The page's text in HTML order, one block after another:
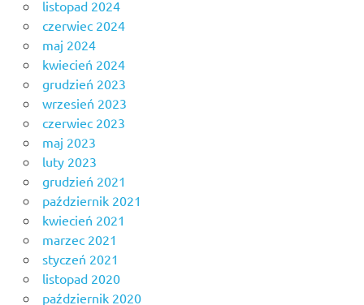
listopad 2024
czerwiec 2024
maj 2024
kwiecień 2024
grudzień 2023
wrzesień 2023
czerwiec 2023
maj 2023
luty 2023
grudzień 2021
październik 2021
kwiecień 2021
marzec 2021
styczeń 2021
listopad 2020
październik 2020